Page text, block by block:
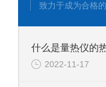
致力于成为合格
什么是量热仪的
2022-11-17